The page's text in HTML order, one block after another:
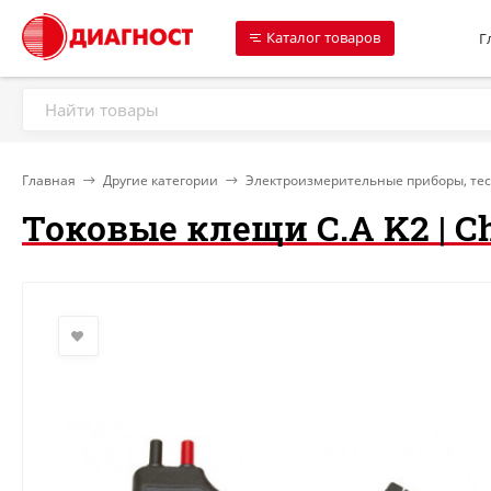
Каталог товаров
Главная Другие категории Электроизмерительные приборы,
Токовые клещи C.A K2 |